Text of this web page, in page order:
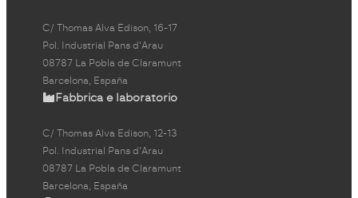
C/ Thomas Alva Edison, 16-17
Pol. Industrial Pans d'Arau
08787 La Pobla de Claramunt
Barcelona, España
Fabbrica e laboratorio
C/ Thomas Alva Edison, 12-13
Pol. Industrial Pans d'Arau
08787 La Pobla de Claramunt
Barcelona, España